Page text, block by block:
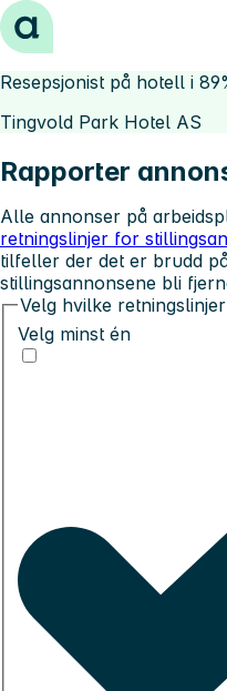
Hopp til innhold
Resepsjonist på hotell i
Tingvold Park Hotel AS
Rapporter
Alle annonser på
retningslinjer for
tilfeller der det er brudd
stillingsannonsene bli
Velg hvilke
Velg minst én